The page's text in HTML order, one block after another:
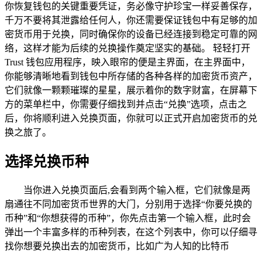
你恢复钱包的关键重要凭证，务必像守护珍宝一样妥善保存，
千万不要将其泄露给任何人，你还需要保证钱包中有足够的加
密货币用于兑换，同时确保你的设备已经连接到稳定可靠的网
络，这样才能为后续的兑换操作奠定坚实的基础。 轻轻打开
Trust 钱包应用程序，映入眼帘的便是主界面，在主界面中，
你能够清晰地看到钱包中所存储的各种各样的加密货币资产，
它们就像一颗颗璀璨的星星，展示着你的数字财富，在屏幕下
方的菜单栏中，你需要仔细找到并点击“兑换”选项，点击之
后，你将顺利进入兑换页面，你就可以正式开启加密货币的兑
换之旅了。
选择兑换币种
当你进入兑换页面后,会看到两个输入框，它们就像是两
扇通往不同加密货币世界的大门，分别用于选择“你要兑换的
币种”和“你想获得的币种”，你先点击第一个输入框，此时会
弹出一个丰富多样的币种列表，在这个列表中，你可以仔细寻
找你想要兑换出去的加密货币，比如广为人知的比特币